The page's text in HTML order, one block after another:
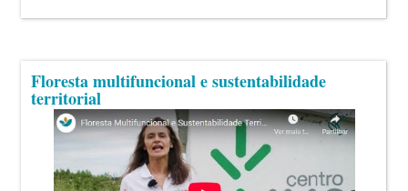
Floresta multifuncional e sustentabilidade
territorial